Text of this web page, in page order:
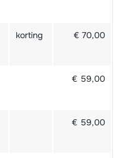
korting € 70,00
€ 59,00
€ 59,00